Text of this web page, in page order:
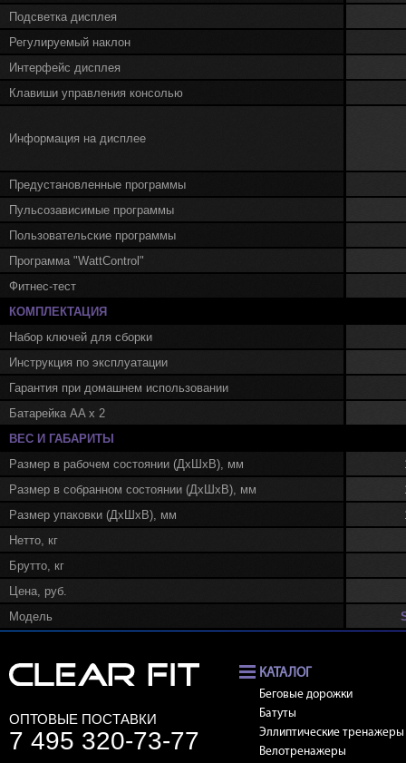
Подсветка дисплея
Регулируемый наклон
Интерфейс дисплея
Клавиши управления консолью
Информация на дисплее
Предустановленные программы
Пульсозависимые программы
Пользовательские программы
Программа "WattControl"
Фитнес-тест
КОМПЛЕКТАЦИЯ
Набор ключей для сборки
Инструкция по эксплуатации
Гарантия при домашнем использовании
Батарейка AA х 2
ВЕС И ГАБАРИТЫ
Размер в рабочем состоянии (ДхШхВ), мм
Размер в собранном состоянии (ДхШхВ), мм
Размер упаковки (ДхШхВ), мм
Нетто, кг
Брутто, кг
Цена, руб.
Модель
ОПТОВЫЕ ПОСТАВКИ
7 495 320-73-77
КАТАЛОГ
Беговые дорожки
Батуты
Эллиптические тренажеры
Велотренажеры